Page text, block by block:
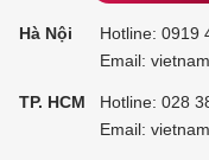
Hà Nội Hotline: 0919
Email:
TP. HCM Hotline: 028
Email: